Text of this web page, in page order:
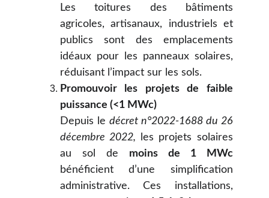
Les toitures des bâtiments
agricoles, artisanaux, industriels et
publics sont des emplacements
idéaux pour les panneaux solaires,
réduisant l’impact sur les sols.
Promouvoir les projets de faible
puissance (<1 MWc)
Depuis le décret n°2022-1688 du 26
décembre 2022,
les projets solaires
au sol de moins de 1 MWc
bénéficient d’une simplification
administrative. Ces installations,